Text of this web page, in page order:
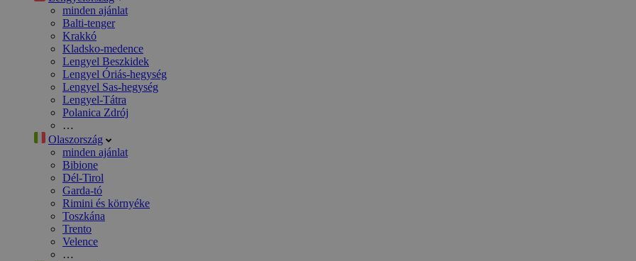
minden ajánlat
Balti-tenger
Krakkó
Kladsko-medence
Lengyel Beszkidek
Lengyel Óriás-hegység
Lengyel Sas-hegység
Lengyel-Tátra
Polanica Zdrój
…
Olaszország
minden ajánlat
Bibione
Dél-Tirol
Garda-tó
Rimini és környéke
Toszkána
Trento
Velence
…